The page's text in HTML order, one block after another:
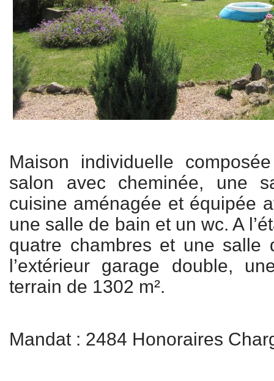
Maison individuelle
salon avec cheminée, une
cuisine aménagée et équipée
une salle de bain et un wc. A
quatre chambres et une salle
l’extérieur garage double,
terrain de 1302 m².
Mandat : 2484 Honoraires